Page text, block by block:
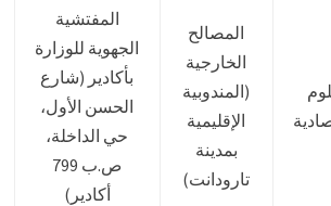
المفتشية
الجهوية للوزارة
بأكادير (شارع
الحسن الأول،
حي الداخلة،
ص.ب 799
أكادير)
المصالح
الخارجية
(المندوبية
الإقليمية
بمدينة
تارودانت)